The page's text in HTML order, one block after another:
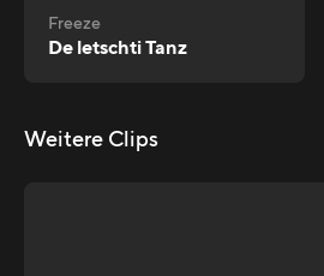
Freeze
De letschti Tanz
Weitere Clips